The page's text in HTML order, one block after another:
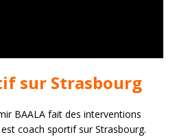
sur Strasbourg
BAALA fait des interventions
coach sportif sur Strasbourg.